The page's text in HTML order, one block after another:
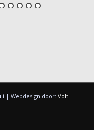
| Webdesign door: Volt